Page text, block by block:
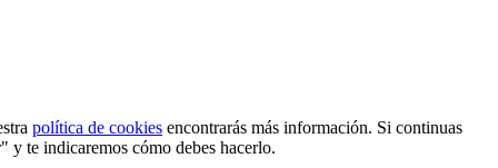
política de cookies encontrarás más información. Si continuas
y te indicaremos cómo debes hacerlo.